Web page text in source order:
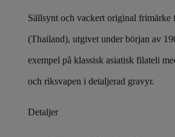
Sällsynt och vackert original frimärke
(Thailand), utgivet under början av
exempel på klassisk asiatisk filateli
och riksvapen i detaljerad gravyr.
Detaljer